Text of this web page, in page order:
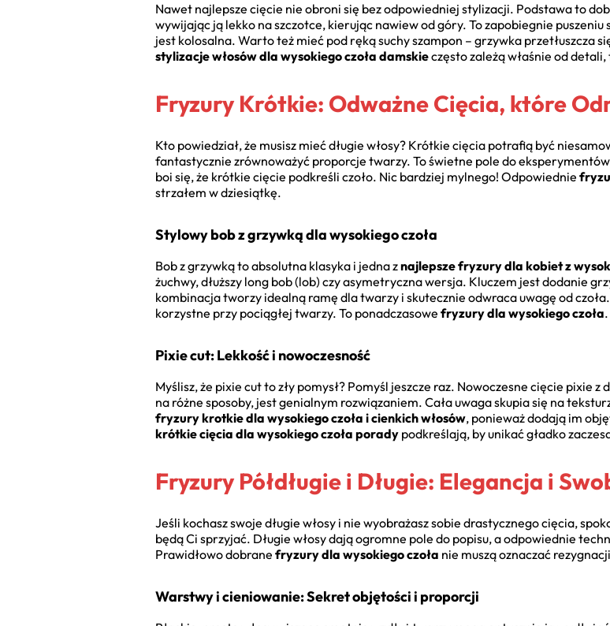
Nawet najlepsze cięcie nie obroni się bez odpowiedniej stylizacji. Podstawa to
wywijając ją lekko na szczotce, kierując nawiew od góry. To zapobiegnie
jest kolosalna. Warto też mieć pod ręką suchy szampon – grzywka przetłuszcza
stylizacje włosów dla wysokiego czoła damskieczęsto zależą właśnie od
Fryzury Krótkie: Odważne Cięcia, które
Kto powiedział, że musisz mieć długie włosy? Krótkie cięcia potrafią być
fantastycznie zrównoważyć proporcje twarzy. To świetne pole do
boi się, że krótkie cięcie podkreśli czoło. Nic bardziej mylnego! Odpowiednie
strzałem w dziesiątkę.
Stylowy bob z grzywką dla wysokiego czoła
Bob z grzywką to absolutna klasyka i jedna znajlepsze fryzury dla kobiet z
żuchwy, dłuższy long bob (lob) czy asymetryczna wersja. Kluczem jest dodanie
kombinacja tworzy idealną ramę dla twarzy i skutecznie odwraca uwagę od
korzystne przy pociągłej twarzy. To ponadczasowe fryzury dla wysokiego czoła.
Pixie cut: Lekkość i nowoczesność
Myślisz, że pixie cut to zły pomysł? Pomyśl jeszcze raz. Nowoczesne cięcie pixie
na różne sposoby, jest genialnym rozwiązaniem. Cała uwaga skupia się na
fryzury krotkie dla wysokiego czoła i cienkich włosów, ponieważ dodają im
krótkie cięcia dla wysokiego czoła porady podkreślają, by unikać gładko
Fryzury Półdługie i Długie: Elegancja i
Jeśli kochasz swoje długie włosy i nie wyobrażasz sobie drastycznego cięcia,
będą Ci sprzyjać. Długie włosy dają ogromne pole do popisu, a odpowiednie
Prawidłowo dobrane fryzury dla wysokiego czoła nie muszą oznaczać
Warstwy i cieniowanie: Sekret objętości i proporcji